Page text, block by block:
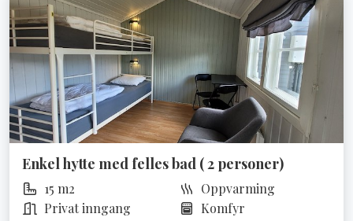
Enkel hytte med felles bad ( 2 personer)
15 m2
Oppvarming
Privat inngang
Komfyr